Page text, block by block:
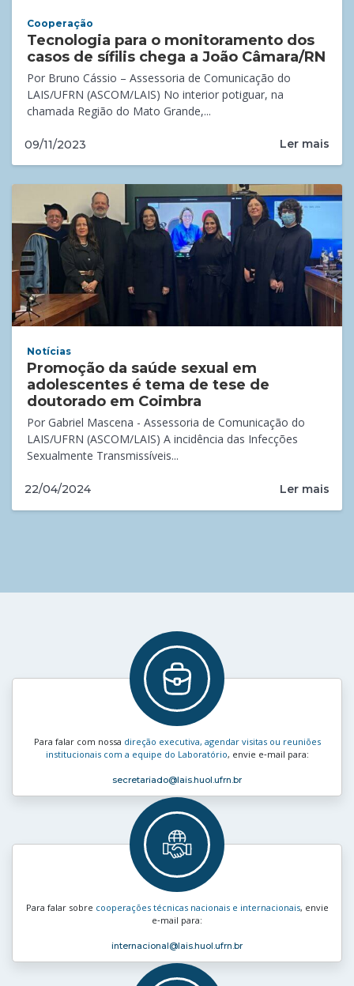
Cooperação
Tecnologia para o monitoramento dos
casos de sífilis chega a João Câmara/RN
Por Bruno Cássio – Assessoria de Comunicação do
LAIS/UFRN (ASCOM/LAIS) No interior potiguar, na
chamada Região do Mato Grande,...
09/11/2023 Ler mais
Notícias
Promoção da saúde sexual em
adolescentes é tema de tese de
doutorado em Coimbra
Por Gabriel Mascena - Assessoria de Comunicação do
LAIS/UFRN (ASCOM/LAIS) A incidência das Infecções
Sexualmente Transmissíveis...
22/04/2024 Ler mais
Para falar com nossa direção executiva, agendar visitas ou reuniões
institucionais com a equipe do Laboratório, envie e‑mail para:
secretariado@lais.huol.ufrn.br
Para falar sobre cooperações técnicas nacionais e internacionais, envie
e‑mail para:
internacional@lais.huol.ufrn.br